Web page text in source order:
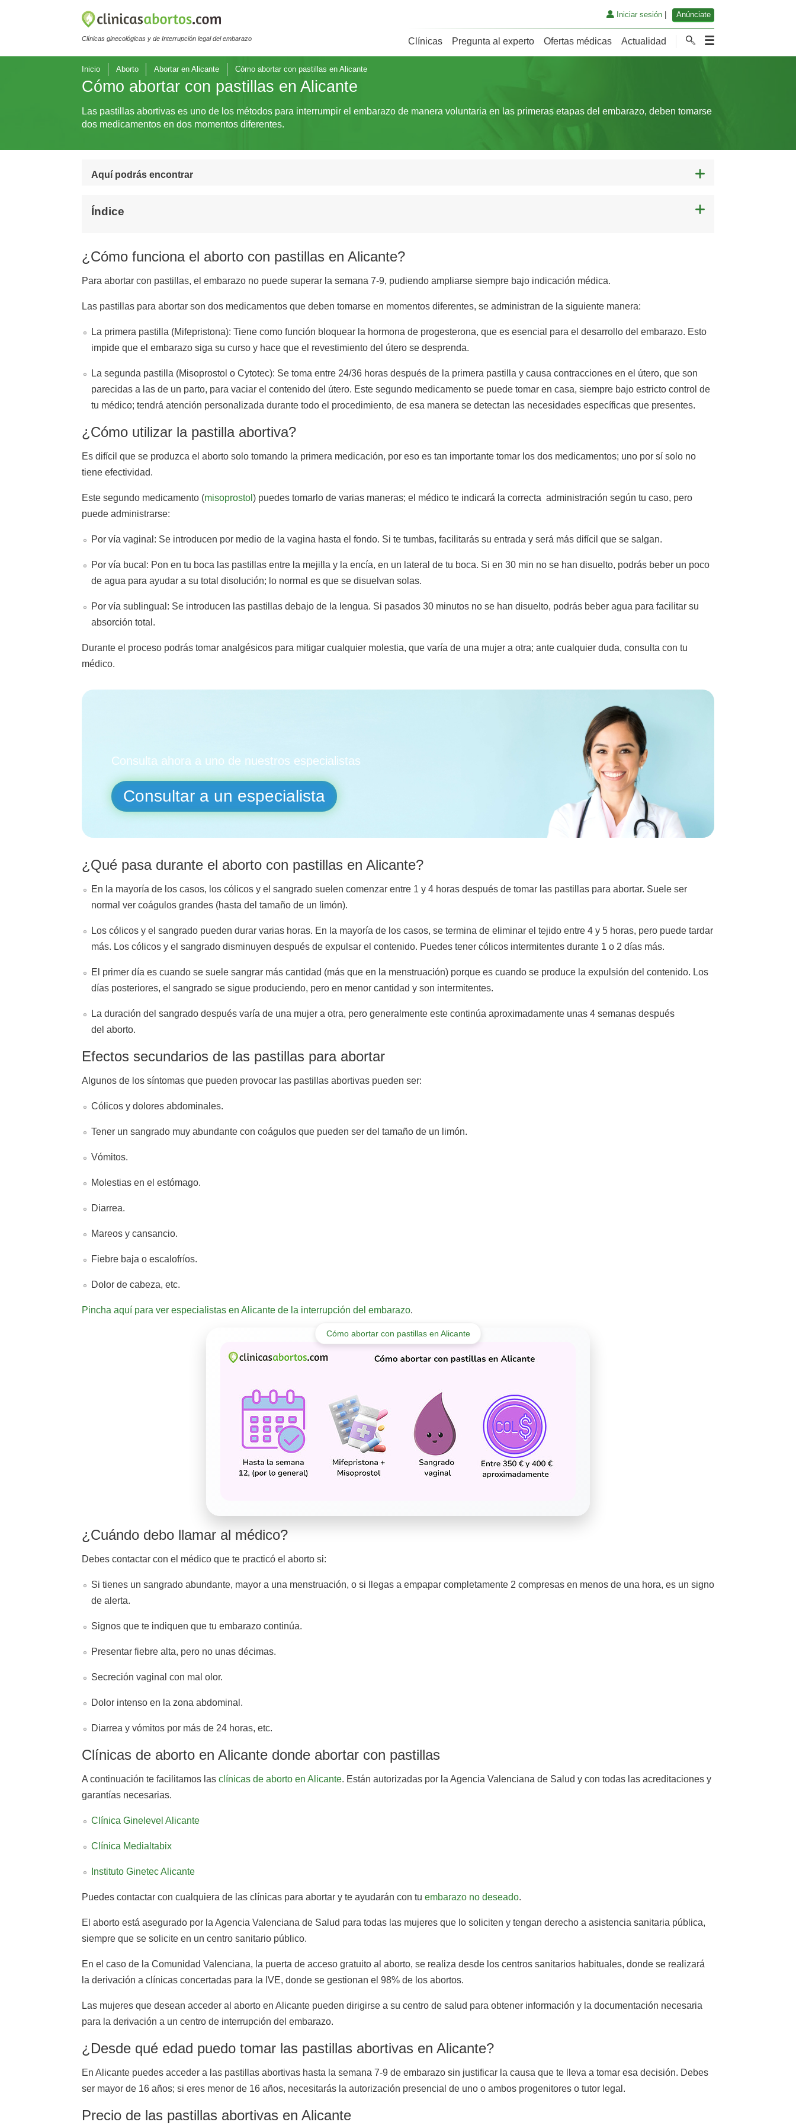
Clínicas ginecológicas y de Interrupción legal del embarazo
Iniciar sesión| Anúnciate
Clínicas Pregunta al experto Ofertas médicas Actualidad
Inicio Aborto Abortar en Alicante Cómo abortar con pastillas en Alicante
Cómo abortar con pastillas en Alicante
Las pastillas abortivas es uno de los métodos para interrumpir el embarazo de manera voluntaria en las primeras etapas del embarazo, deben tomarse
dos medicamentos en dos momentos diferentes.
Aquí podrás encontrar
Índice
¿Cómo funciona el aborto con pastillas en Alicante?
Para abortar con pastillas, el embarazo no puede superar la semana 7-9, pudiendo ampliarse siempre bajo indicación médica.
Las pastillas para abortar son dos medicamentos que deben tomarse en momentos diferentes, se administran de la siguiente manera:
La primera pastilla (Mifepristona): Tiene como función bloquear la hormona de progesterona, que es esencial para el desarrollo del embarazo. Esto
impide que el embarazo siga su curso y hace que el revestimiento del útero se desprenda.
La segunda pastilla (Misoprostol o Cytotec): Se toma entre 24/36 horas después de la primera pastilla y causa contracciones en el útero, que son
parecidas a las de un parto, para vaciar el contenido del útero. Este segundo medicamento se puede tomar en casa, siempre bajo estricto control de
tu médico; tendrá atención personalizada durante todo el procedimiento, de esa manera se detectan las necesidades específicas que presentes.
¿Cómo utilizar la pastilla abortiva?
Es difícil que se produzca el aborto solo tomando la primera medicación, por eso es tan importante tomar los dos medicamentos; uno por sí solo no
tiene efectividad.
Este segundo medicamento (misoprostol ) puedes tomarlo de varias maneras; el médico te indicará la correcta administración según tu caso, pero
puede administrarse:
Por vía vaginal: Se introducen por medio de la vagina hasta el fondo. Si te tumbas, facilitarás su entrada y será más difícil que se salgan.
Por vía bucal: Pon en tu boca las pastillas entre la mejilla y la encía, en un lateral de tu boca. Si en 30 min no se han disuelto, podrás beber un poco
de agua para ayudar a su total disolución; lo normal es que se disuelvan solas.
Por vía sublingual: Se introducen las pastillas debajo de la lengua. Si pasados 30 minutos no se han disuelto, podrás beber agua para facilitar su
absorción total.
Durante el proceso podrás tomar analgésicos para mitigar cualquier molestia, que varía de una mujer a otra; ante cualquier duda, consulta con tu
médico.
Consulta ahora a uno de nuestros especialistas
Consultar a un especialista
¿Qué pasa durante el aborto con pastillas en Alicante?
En la mayoría de los casos, los cólicos y el sangrado suelen comenzar entre 1 y 4 horas después de tomar las pastillas para abortar. Suele ser
normal ver coágulos grandes (hasta del tamaño de un limón).
Los cólicos y el sangrado pueden durar varias horas. En la mayoría de los casos, se termina de eliminar el tejido entre 4 y 5 horas, pero puede tardar
más. Los cólicos y el sangrado disminuyen después de expulsar el contenido. Puedes tener cólicos intermitentes durante 1 o 2 días más.
El primer día es cuando se suele sangrar más cantidad (más que en la menstruación) porque es cuando se produce la expulsión del contenido. Los
días posteriores, el sangrado se sigue produciendo, pero en menor cantidad y son intermitentes.
La duración del sangrado después varía de una mujer a otra, pero generalmente este continúa aproximadamente unas 4 semanas después
del aborto.
Efectos secundarios de las pastillas para abortar
Algunos de los síntomas que pueden provocar las pastillas abortivas pueden ser:
Cólicos y dolores abdominales.
Tener un sangrado muy abundante con coágulos que pueden ser del tamaño de un limón.
Vómitos.
Molestias en el estómago.
Diarrea.
Mareos y cansancio.
Fiebre baja o escalofríos.
Dolor de cabeza, etc.
Pincha aquí para ver especialistas en Alicante de la interrupción del embarazo.
Cómo abortar con pastillas en Alicante
¿Cuándo debo llamar al médico?
Debes contactar con el médico que te practicó el aborto si:
Si tienes un sangrado abundante, mayor a una menstruación, o si llegas a empapar completamente 2 compresas en menos de una hora, es un signo
de alerta.
Signos que te indiquen que tu embarazo continúa.
Presentar fiebre alta, pero no unas décimas.
Secreción vaginal con mal olor.
Dolor intenso en la zona abdominal.
Diarrea y vómitos por más de 24 horas, etc.
Clínicas de aborto en Alicante donde abortar con pastillas
A continuación te facilitamos las clínicas de aborto en Alicante. Están autorizadas por la Agencia Valenciana de Salud y con todas las acreditaciones y
garantías necesarias.
Clínica Ginelevel Alicante
Clínica Medialtabix
Instituto Ginetec Alicante
Puedes contactar con cualquiera de las clínicas para abortar y te ayudarán con tu embarazo no deseado.
El aborto está asegurado por la Agencia Valenciana de Salud para todas las mujeres que lo soliciten y tengan derecho a asistencia sanitaria pública,
siempre que se solicite en un centro sanitario público.
En el caso de la Comunidad Valenciana, la puerta de acceso gratuito al aborto, se realiza desde los centros sanitarios habituales, donde se realizará
la derivación a clínicas concertadas para la IVE, donde se gestionan el 98% de los abortos.
Las mujeres que desean acceder al aborto en Alicante pueden dirigirse a su centro de salud para obtener información y la documentación necesaria
para la derivación a un centro de interrupción del embarazo.
¿Desde qué edad puedo tomar las pastillas abortivas en Alicante?
En Alicante puedes acceder a las pastillas abortivas hasta la semana 7-9 de embarazo sin justificar la causa que te lleva a tomar esa decisión. Debes
ser mayor de 16 años; si eres menor de 16 años, necesitarás la autorización presencial de uno o ambos progenitores o tutor legal.
Precio de las pastillas abortivas en Alicante